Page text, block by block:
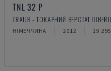
TNL 32 P
TRAUB - ТОКАРНИЙ ВЕРСТАТ
НІМЕЧЧИНА 2012